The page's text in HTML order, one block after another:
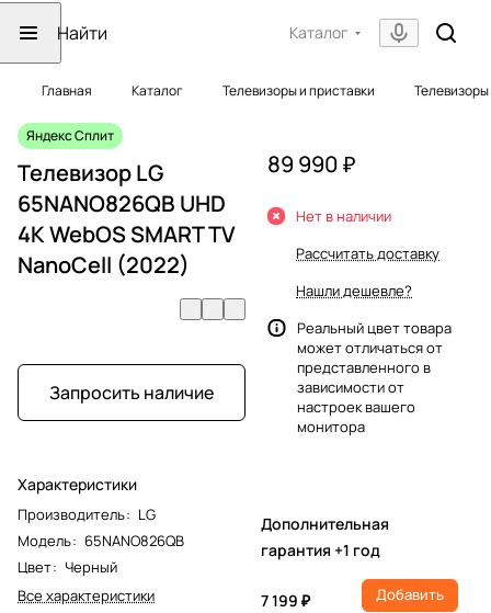
Каталог
Главная Каталог Телевизоры и приставки Телевизоры
Яндекс Сплит
Телевизор LG
65NANO826QB UHD
4K WebOS SMART TV
NanoCell (2022)
Запросить наличие
Характеристики
Производитель: LG
Модель: 65NANO826QB
Цвет: Черный
Все характеристики
89 990 ₽
Нет в наличии
Рассчитать доставку
Нашли дешевле?
Реальный цвет товара
может отличаться от
представленного в
зависимости от
настроек вашего
монитора
Дополнительная
гарантия +1 год
7 199 ₽ Добавить